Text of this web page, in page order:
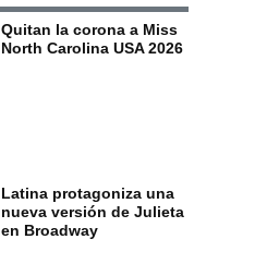
Quitan la corona a Miss
North Carolina USA 2026
Latina protagoniza una
nueva versión de Julieta
en Broadway